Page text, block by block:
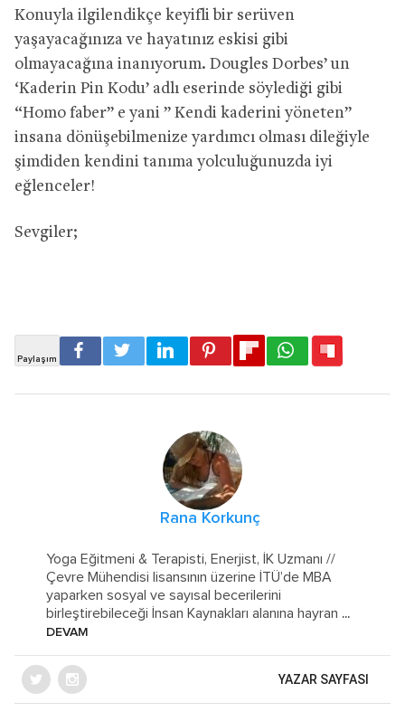
Konuyla ilgilendikçe keyifli bir serüven
yaşayacağınıza ve hayatınız eskisi gibi
olmayacağına inanıyorum. Dougles Dorbes’ un
‘Kaderin Pin Kodu’ adlı eserinde söylediği gibi
“Homo faber” e yani ” Kendi kaderini yöneten”
insana dönüşebilmenize yardımcı olması dileğiyle
şimdiden kendini tanıma yolculuğunuzda iyi
eğlenceler!
Sevgiler;
Rana Korkunç
Yoga Eğitmeni & Terapisti, Enerjist, İK Uzmanı //
Çevre Mühendisi lisansının üzerine İTÜ’de MBA
yaparken sosyal ve sayısal becerilerini
birleştirebileceği İnsan Kaynakları alanına hayran ...
DEVAM
YAZAR SAYFASI